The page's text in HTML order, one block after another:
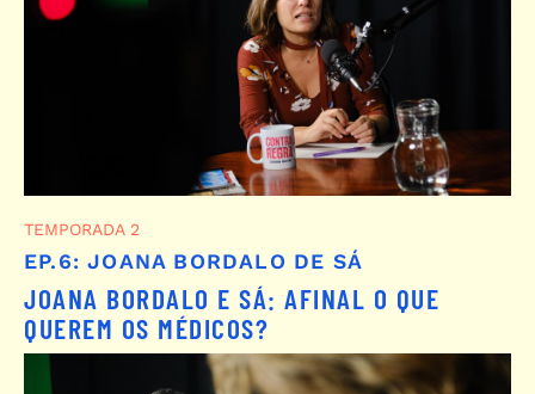
TEMPORADA 2
EP.6: JOANA BORDALO DE SÁ
JOANA BORDALO E SÁ: AFINAL O QUE
QUEREM OS MÉDICOS?